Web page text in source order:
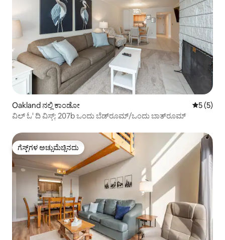
Oakland ನಲ್ಲಿ ಕಾಂಡೋ 5 ರಲ್ಲಿ 5
5 (5)
ವಿಲ್ ಓ' ದಿ ವಿಸ್ಪ್: 207b ಒಂದು ಬೆಡ್‌ರೂಮ್/ಒಂದು ಬಾತ್‌ರೂಮ್
ಗೆಸ್ಟ್‌ಗಳ ಅಚ್ಚುಮೆಚ್ಚಿನದು
ಗೆಸ್ಟ್‌ಗಳ ಅಚ್ಚುಮೆಚ್ಚಿನದು